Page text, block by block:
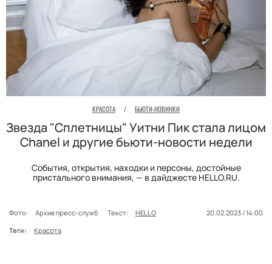
КРАСОТА / БЬЮТИ-НОВИНКИ
Звезда "Сплетницы" Уитни Пик стала лицом
Chanel и другие бьюти-новости недели
События, открытия, находки и персоны, достойные
пристального внимания, — в дайджесте HELLO.RU.
Фото: Архив пресс-служб Текст: HELLO
20.02.2023 / 14:00
Теги:
Красота